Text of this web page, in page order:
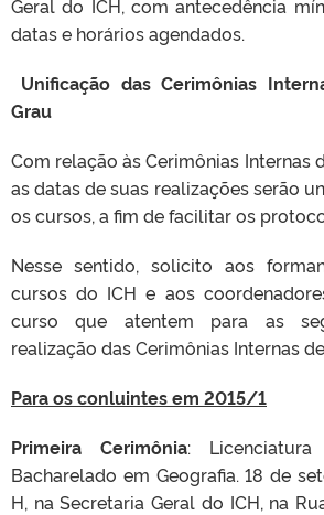
Geral do ICH, com antecedência
datas e horários agendados.
Unificação das Cerimônias
Grau
Com relação às Cerimônias Internas
as datas de suas realizações serão
os cursos, a fim de facilitar os
Nesse sentido, solicito aos
cursos do ICH e aos
curso que atentem para as
realização das Cerimônias Internas
Para os conluintes em 2015/1
Primeira Cerimônia:
Bacharelado em Geografia. 18 de
H, na Secretaria Geral do ICH, na